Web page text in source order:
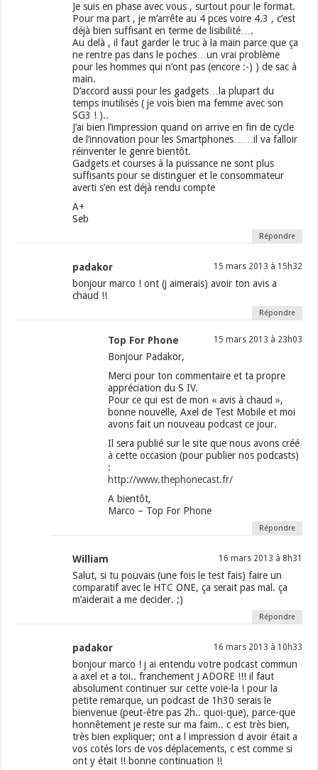
Je suis en phase avec vous , surtout pour le format.
Pour ma part , je m’arrête au 4 pces voire 4.3 , c’est
déjà bien suffisant en terme de lisibilité….
Au delà , il faut garder le truc à la main parce que ça
ne rentre pas dans le poches…un vrai problème
pour les hommes qui n’ont pas (encore :-) ) de sac à
main.
D’accord aussi pour les gadgets…la plupart du
temps inutilisés ( je vois bien ma femme avec son
SG3 ! )..
J’ai bien l’impression quand on arrive en fin de cycle
de l’innovation pour les Smartphones……il va falloir
réinventer le genre bientôt.
Gadgets et courses à la puissance ne sont plus
suffisants pour se distinguer et le consommateur
averti s’en est déjà rendu compte
A+
Seb
Répondre
padakor 15 mars 2013 à 15h32
bonjour marco ! ont (j aimerais) avoir ton avis a
chaud !!
Répondre
Top For Phone 15 mars 2013 à 23h03
Bonjour Padakor,
Merci pour ton commentaire et ta propre
appréciation du S IV.
Pour ce qui est de mon « avis à chaud »,
bonne nouvelle, Axel de Test Mobile et moi
avons fait un nouveau podcast ce jour.
Il sera publié sur le site que nous avons créé
à cette occasion (pour publier nos podcasts)
:
http://www.thephonecast.fr/
A bientôt,
Marco – Top For Phone
Répondre
William 16 mars 2013 à 8h31
Salut, si tu pouvais (une fois le test fais) faire un
comparatif avec le HTC ONE, ça serait pas mal. ça
m’aiderait a me decider. ;)
Répondre
padakor 16 mars 2013 à 10h33
bonjour marco ! j ai entendu votre podcast commun
a axel et a toi.. franchement J ADORE !!! il faut
absolument continuer sur cette voie-la ! pour la
petite remarque, un podcast de 1h30 serais le
bienvenue (peut-être pas 2h.. quoi-que), parce-que
honnêtement je reste sur ma faim.. c est très bien,
très bien expliquer; ont a l impression d avoir était a
vos cotés lors de vos déplacements, c est comme si
ont y était !! bonne continuation !!